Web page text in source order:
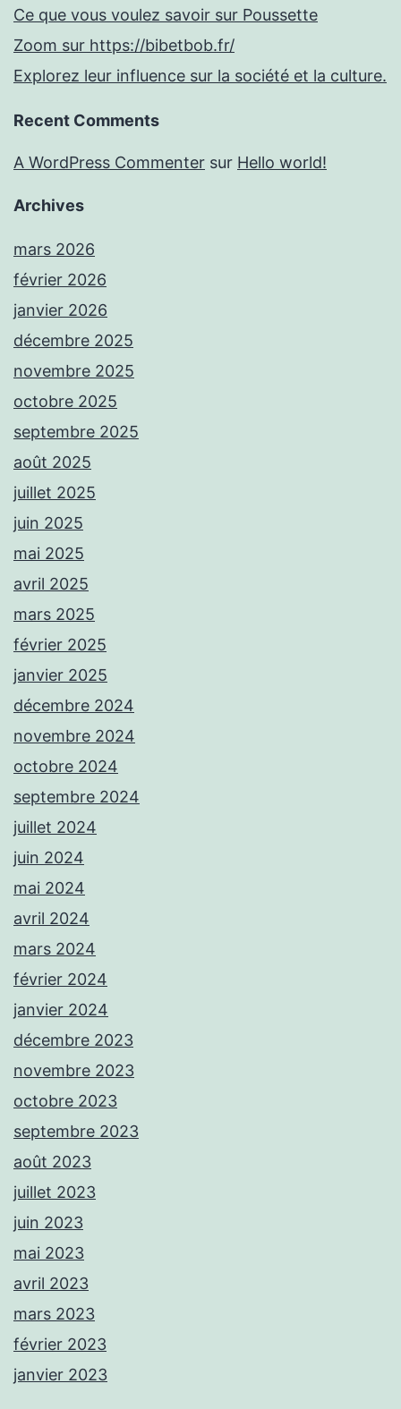
Ce que vous voulez savoir sur Poussette
Zoom sur https://bibetbob.fr/
Explorez leur influence sur la société et la culture.
Recent Comments
A WordPress Commenter sur Hello world!
Archives
mars 2026
février 2026
janvier 2026
décembre 2025
novembre 2025
octobre 2025
septembre 2025
août 2025
juillet 2025
juin 2025
mai 2025
avril 2025
mars 2025
février 2025
janvier 2025
décembre 2024
novembre 2024
octobre 2024
septembre 2024
juillet 2024
juin 2024
mai 2024
avril 2024
mars 2024
février 2024
janvier 2024
décembre 2023
novembre 2023
octobre 2023
septembre 2023
août 2023
juillet 2023
juin 2023
mai 2023
avril 2023
mars 2023
février 2023
janvier 2023